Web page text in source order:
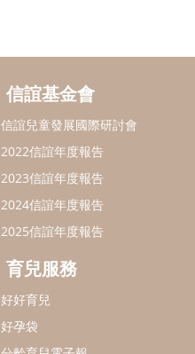
信誼基金會
信誼兒童發展國際研討會
2022信誼年度報告
2023信誼年度報告
2024信誼年度報告
2025信誼年度報告
育兒服務
好好育兒
好孕袋